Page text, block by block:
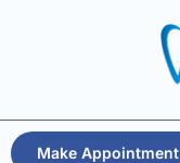
Make Appointment